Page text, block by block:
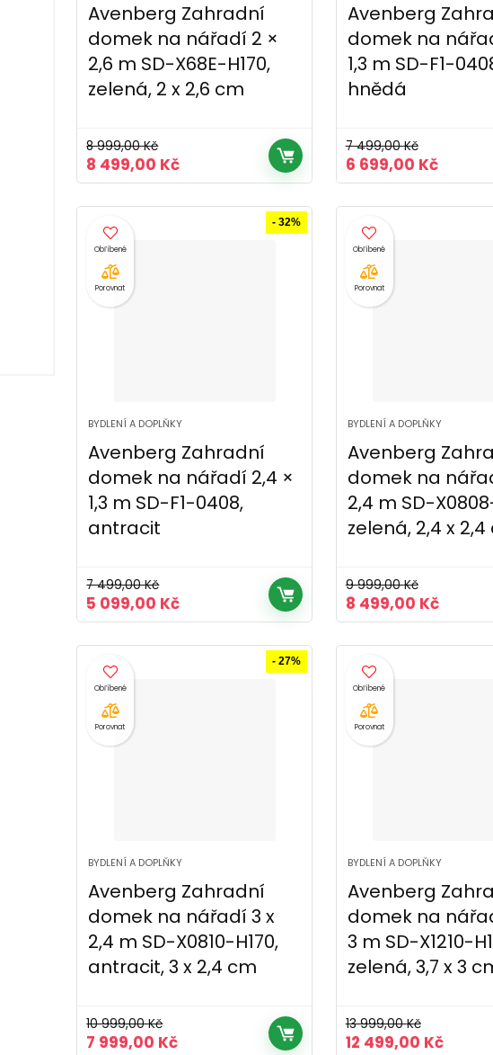
Avenberg Zahradní
domek na nářadí 2 ×
2,6 m SD-X68E-H170,
zelená, 2 x 2,6 cm
8 999,00Kč
Původní
cena
999,00 Kč.
8 499,00 KčAktuální
cena
Avenberg
domek na
1,3 m SD-F1-
hnědá
7 499,00Kč
Původní
cena
499,00 Kč.
6 699,00 Kč
cena
Porovnat
- 32%
BYDLENÍ A DOPLŇKY
Avenberg Zahradní
domek na nářadí 2,4 ×
1,3 m SD-F1-0408,
antracit
7 499,00Kč
Původní
cena
499,00 Kč.
5 099,00 KčAktuální
cena
Porovnat
BYDLENÍ A DOPLŇKY
Avenberg
domek na
2,4 m SD-
zelená, 2,4 x
9 999,00Kč
Původní
cena
999,00 Kč.
8 499,00 Kč
cena
Porovnat
- 27%
BYDLENÍ A DOPLŇKY
Avenberg Zahradní
domek na nářadí 3 x
2,4 m SD-X0810-H170,
antracit, 3 x 2,4 cm
10 999,00Kč
Původní
7 999,00 KčAktuální
Porovnat
BYDLENÍ A DOPLŇKY
Avenberg
domek na
3 m SD-X1210-
zelená, 3,7 x 3
13 999,00Kč
Původní
12 499,00 Kč